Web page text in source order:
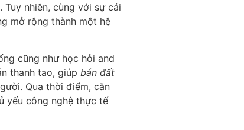
nhiên, cùng với sự cải
mở rộng thành một hệ
cũng như học hỏi and
thanh tao, giúp bán đất
Qua thời điểm, căn
yếu công nghệ thực tế